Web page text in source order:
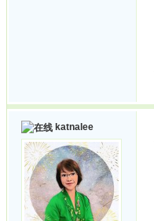
katnalee